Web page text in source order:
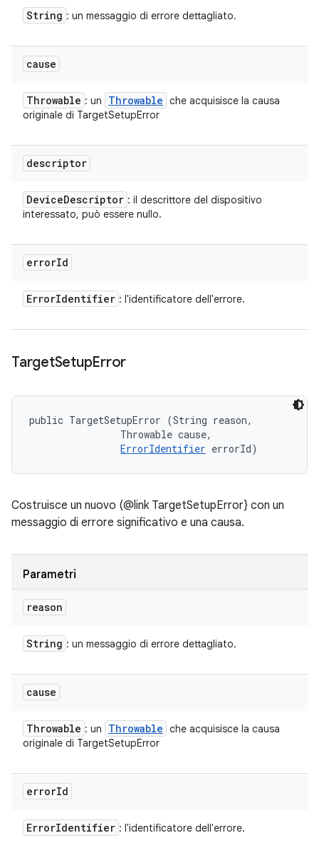
String : un messaggio di errore dettagliato.
cause
Throwable : un Throwable che acquisisce la causa
originale di TargetSetupError
descriptor
DeviceDescriptor : il descrittore del dispositivo
interessato, può essere nullo.
errorId
ErrorIdentifier : l'identificatore dell'errore.
TargetSetupError
public TargetSetupError (String reason,
                Throwable cause,
ErrorIdentifier errorId)
Costruisce un nuovo (@link TargetSetupError} con un
messaggio di errore significativo e una causa.
Parametri
reason
String : un messaggio di errore dettagliato.
cause
Throwable : un Throwable che acquisisce la causa
originale di TargetSetupError
errorId
ErrorIdentifier : l'identificatore dell'errore.